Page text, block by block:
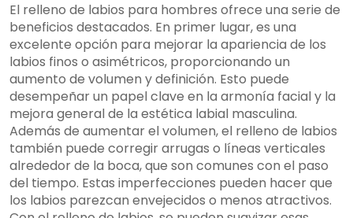
El relleno de labios para hombres ofrece una serie de
beneficios destacados. En primer lugar, es una
excelente opción para mejorar la apariencia de los
labios finos o asimétricos, proporcionando un
aumento de volumen y definición. Esto puede
desempeñar un papel clave en la armonía facial y la
mejora general de la estética labial masculina.
Además de aumentar el volumen, el relleno de labios
también puede corregir arrugas o líneas verticales
alrededor de la boca, que son comunes con el paso
del tiempo. Estas imperfecciones pueden hacer que
los labios parezcan envejecidos o menos atractivos.